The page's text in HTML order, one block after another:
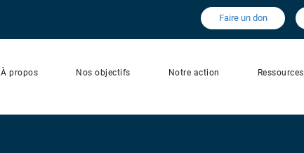
Faire un don
À propos Nos objectifs Notre action Ressources